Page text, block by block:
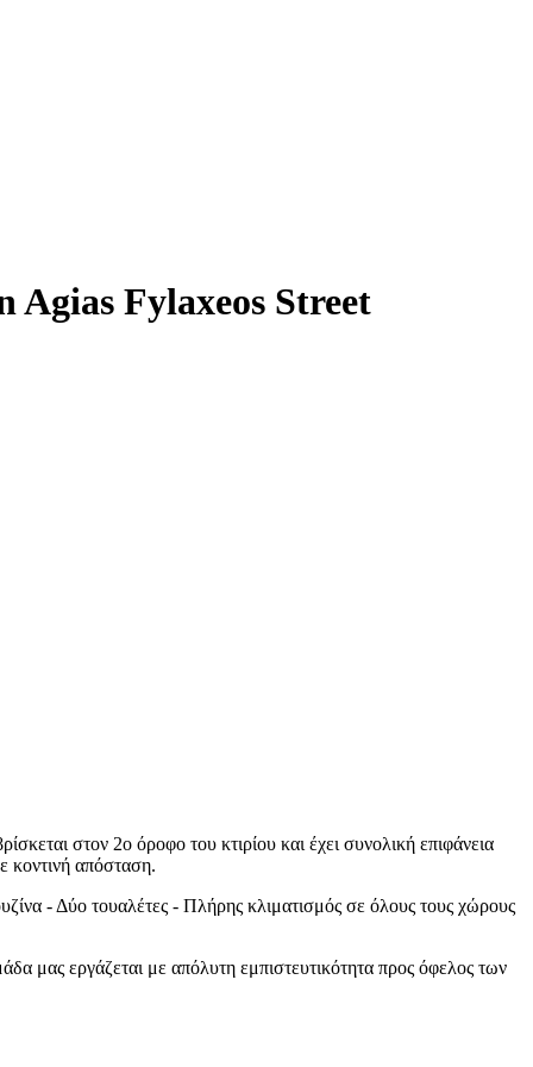
Agias Fylaxeos Street
στον 2ο όροφο του κτιρίου και έχει συνολική επιφάνεια
κοντινή απόσταση.
- Δύο τουαλέτες - Πλήρης κλιματισμός σε όλους τους χώρους
μας εργάζεται με απόλυτη εμπιστευτικότητα προς όφελος των